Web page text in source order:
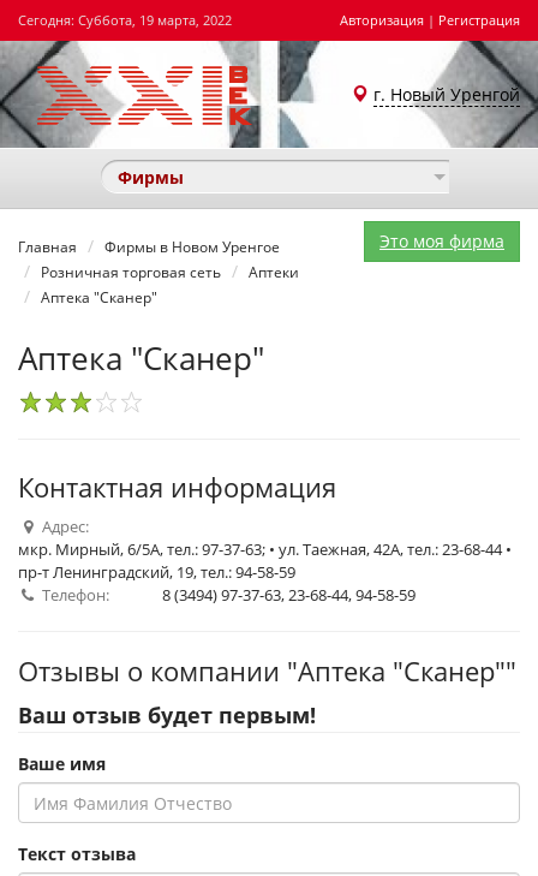
Сегодня: Суббота, 19 марта, 2022 Авторизация | Регистрация
г. Новый Уренгой
Фирмы
Это моя фирма
Главная
Фирмы в Новом Уренгое
Розничная торговая сеть
Аптеки
Аптека "Сканер"
Аптека "Сканер"
Контактная информация
Адрес:
мкр. Мирный, 6/5А, тел.: 97-37-63; • ул. Таежная, 42А, тел.: 23-68-44 •
пр-т Ленинградский, 19, тел.: 94-58-59
Телефон:
8 (3494) 97-37-63, 23-68-44, 94-58-59
Отзывы о компании "Аптека "Сканер""
Ваш отзыв будет первым!
Ваше имя
Текст отзыва